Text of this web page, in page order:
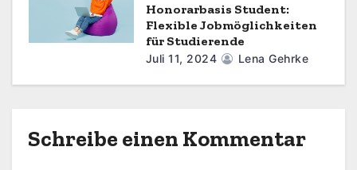
Honorarbasis Student:
Flexible Jobmöglichkeiten
für Studierende
Juli 11, 2024 Lena Gehrke
Schreibe einen Kommentar